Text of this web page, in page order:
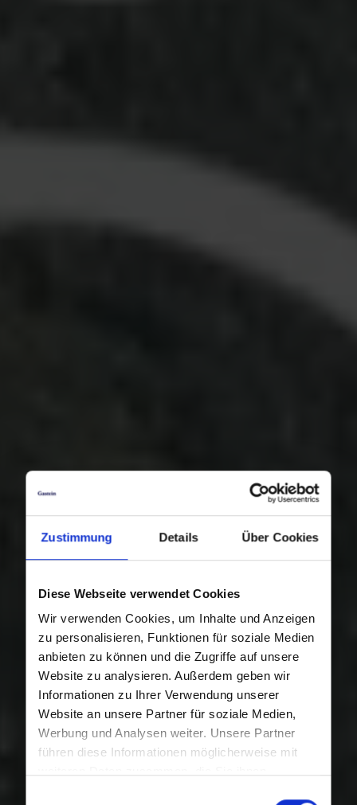
Zustimmung Details Über Cookies
Diese Webseite verwendet Cookies
Wir verwenden Cookies, um Inhalte und Anzeigen
zu personalisieren, Funktionen für soziale Medien
anbieten zu können und die Zugriffe auf unsere
Website zu analysieren. Außerdem geben wir
Informationen zu Ihrer Verwendung unserer
Website an unsere Partner für soziale Medien,
Werbung und Analysen weiter. Unsere Partner
führen diese Informationen möglicherweise mit